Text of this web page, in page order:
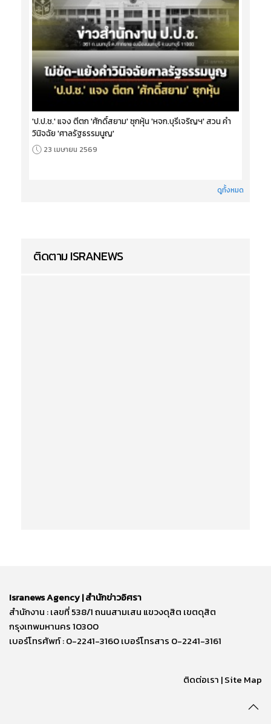
'ป.ป.ช.' แจง ตีตก 'ศักดิ์สยาม' ซุกหุ้น 'หจก.บุรีเจริญฯ' สวน คำ
วินิจฉัย 'ศาลรัฐธรรมนูญ'
23 เมษายน 2569
ดูทั้งหมด
ติดตาม ISRANEWS
Isranews Agency | สำนักข่าวอิศรา
สำนักงาน : เลขที่ 538/1 ถนนสามเสน แขวงดุสิต เขตดุสิต
กรุงเทพมหานคร 10300
เบอร์โทรศัพท์ : 0-2241-3160 เบอร์โทรสาร 0-2241-3161
ติดต่อเรา | Site Map